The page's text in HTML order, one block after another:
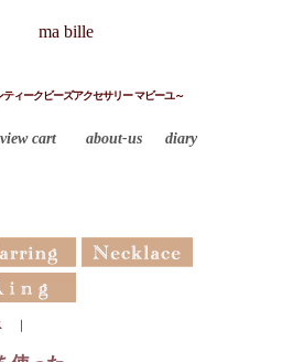
ティークビーズアクセサリー マビーユ～
view cart about-us diary
｜